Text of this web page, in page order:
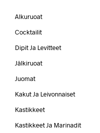
Alkuruoat
Cocktailit
Dipit Ja Levitteet
Jälkiruoat
Juomat
Kakut Ja Leivonnaiset
Kastikkeet
Kastikkeet Ja Marinadit